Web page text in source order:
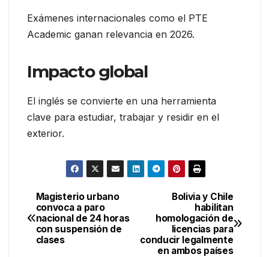
Exámenes internacionales como el PTE
Academic ganan relevancia en 2026.
Impacto global
El inglés se convierte en una herramienta
clave para estudiar, trabajar y residir en el
exterior.
Navegación
de
Bolivia y Chile
habilitan
homologación de
licencias para
conducir legalmente
en ambos países
Magisterio urbano
convoca a paro
nacional de 24 horas
con suspensión de
clases